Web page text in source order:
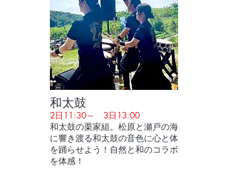
和太鼓
2日11:30～ 3日13:00
和太鼓の栗家組。松原と瀬戸の海
に響き渡る和太鼓の音色に心と体
を踊らせよう！自然と和のコラボ
を体感！